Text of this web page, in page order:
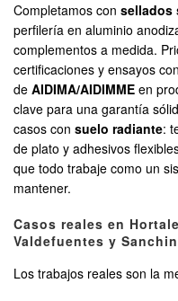
Completamos con sellados
perfilería en aluminio
complementos a medida.
certificaciones y ensayos
de AIDIMA/AIDIMME en
clave para una garantía
casos con suelo radiante:
de plato y adhesivos
que todo trabaje como un
mantener.
Casos reales en
Valdefuentes y
Los trabajos reales son la